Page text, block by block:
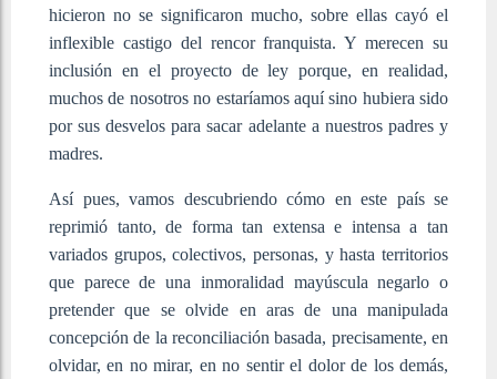
hicieron no se significaron mucho, sobre ellas cayó el
inflexible castigo del rencor franquista. Y merecen su
inclusión en el proyecto de ley porque, en realidad,
muchos de nosotros no estaríamos aquí sino hubiera sido
por sus desvelos para sacar adelante a nuestros padres y
madres.
Así pues, vamos descubriendo cómo en este país se
reprimió tanto, de forma tan extensa e intensa a tan
variados grupos, colectivos, personas, y hasta territorios
que parece de una inmoralidad mayúscula negarlo o
pretender que se olvide en aras de una manipulada
concepción de la reconciliación basada, precisamente, en
olvidar, en no mirar, en no sentir el dolor de los demás,